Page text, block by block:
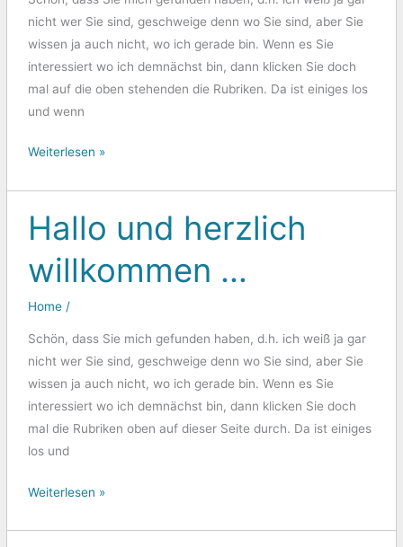
nicht wer Sie sind, geschweige denn wo Sie sind, aber Sie
wissen ja auch nicht, wo ich gerade bin. Wenn es Sie
interessiert wo ich demnächst bin, dann klicken Sie doch
mal auf die oben stehenden die Rubriken. Da ist einiges los
und wenn
Weiterlesen »
Hallo und herzlich
willkommen …
Home /
Schön, dass Sie mich gefunden haben, d.h. ich weiß ja gar
nicht wer Sie sind, geschweige denn wo Sie sind, aber Sie
wissen ja auch nicht, wo ich gerade bin. Wenn es Sie
interessiert wo ich demnächst bin, dann klicken Sie doch
mal die Rubriken oben auf dieser Seite durch. Da ist einiges
los und
Hallo
und
herzlich
willkommen
…
Weiterlesen »